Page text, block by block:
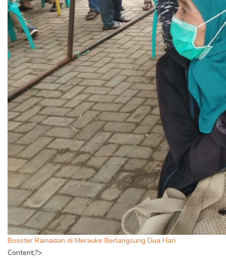
Booster Ramadan di Merauke Berlangsung Dua Hari
Content;?>